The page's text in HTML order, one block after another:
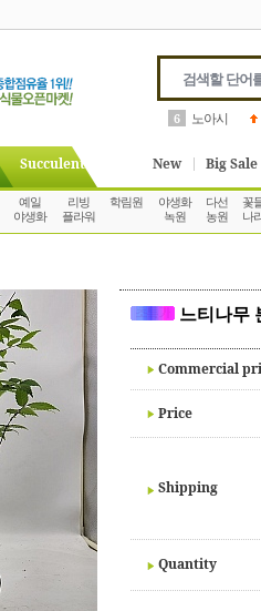
7 베고니아
Succulent New Big Sale
예일
야생화
리빙
플라워
학림원
야생화
녹원
다선
농원
꽃
나
느티나무
Commercial
Price
Shipping
Quantity